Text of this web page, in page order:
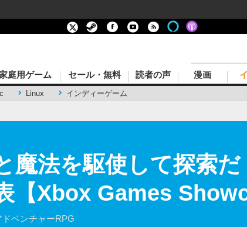
Linux インディーゲーム
庭用ゲーム セール・無料 読者の声 漫画
魔法を駆使して探索
【Xbox Games
ベンチャーRPG